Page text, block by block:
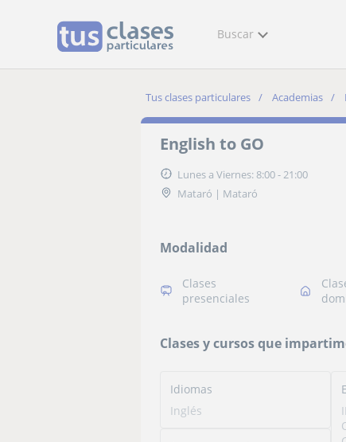
Buscar
Tus clases particulares Academias
English to GO
Lunes a Viernes: 8:00 - 21:00
Mataró | Mataró
Modalidad
Clases
presenciales
Clases y cursos que
Idiomas
Inglés